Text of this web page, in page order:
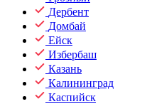
Дербент
Домбай
Ейск
Избербаш
Казань
Калининград
Каспийск